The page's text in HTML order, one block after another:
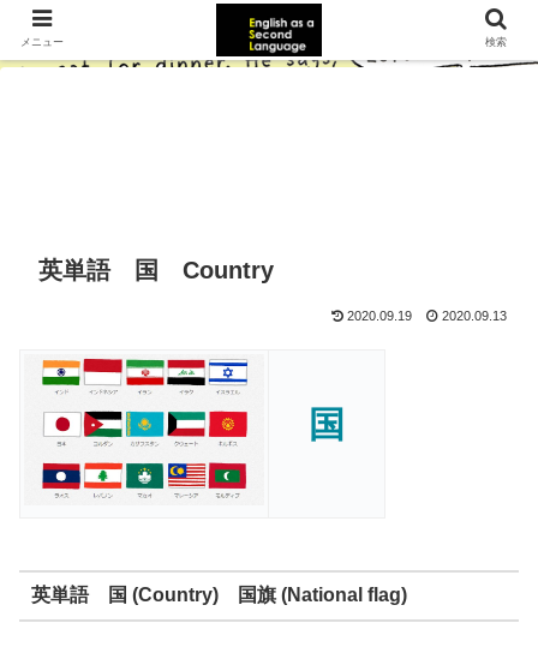
英単語 国 Country
2020.09.19 2020.09.13
国
英単語 国 (Country) 国旗 (National flag)
メニュー 検索